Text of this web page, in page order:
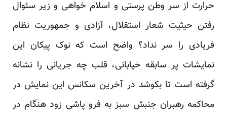
حرارت از سر وطن پرستی و اسلام خواهی و زیر سئوال
رفتن حیثیت شعار استقلال، آزادی و جمهوریت نظام
فریادی را سر نداد؟ واضح است که نوک پیکان این
نمایشات پر سابقه خیابانی، قلب چه جریانی را نشانه
گرفته است تا بکوشد در آخرین سکانس این نمایش در
محاکمه رهبران جنبش سبز به فرو پاشی زود هنگام در